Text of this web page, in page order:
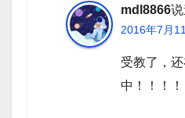
mdl8866说
2016年7月
受教了，
中！！！！